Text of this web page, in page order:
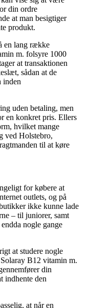
din ordre
at man besigtiger
produkt.
en lang række
m. folsyre 1000
at transaktionen
sådan at de
inden
uden betaling, men
en konkret pris. Ellers
hvilket mange
ved Holstebro,
til at køre
for købere at
outlets, og på
ikke kunne lade
– til juniorer, samt
nogle gange
at studere nogle
B12 vitamin m.
din
indhente den
at når en